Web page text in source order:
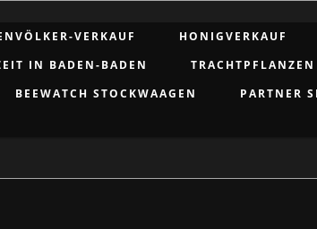
VERKAUF
HONIGVERKAUF
IN BADEN-BADEN
TRACHTPFLANZEN
BEEWATCH STOCKWAAGEN
PARTNER